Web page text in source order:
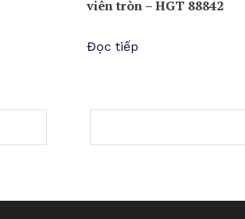
viên tròn – HGT 88842
Đọc tiếp